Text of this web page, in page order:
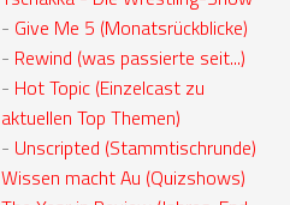
- Give Me 5 (Monatsrückblicke)
- Rewind (was passierte seit...)
- Hot Topic (Einzelcast zu
aktuellen Top Themen)
- Unscripted (Stammtischrunde)
Wissen macht Au (Quizshows)